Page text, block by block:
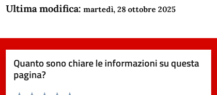
Ultima modifica: martedì, 28 ottobre 2025
Quanto sono chiare le informazioni su questa
pagina?